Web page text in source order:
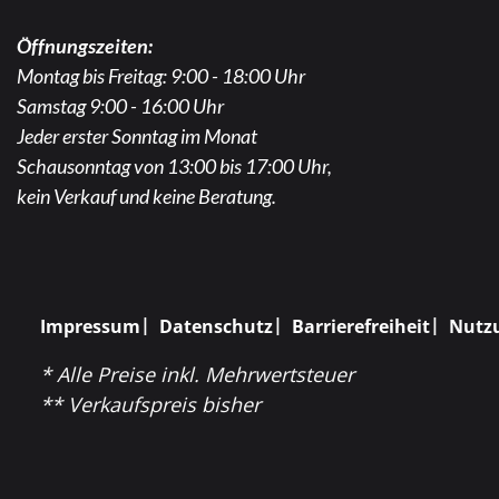
Öffnungszeiten:
Montag bis Freitag: 9:00 - 18:00 Uhr
Samstag 9:00 - 16:00 Uhr
Jeder erster Sonntag im Monat
Schausonntag von 13:00 bis 17:00 Uhr,
kein Verkauf und keine Beratung.
Impressum Datenschutz Barrierefreiheit
* Alle Preise inkl. Mehrwertsteuer
** Verkaufspreis bisher